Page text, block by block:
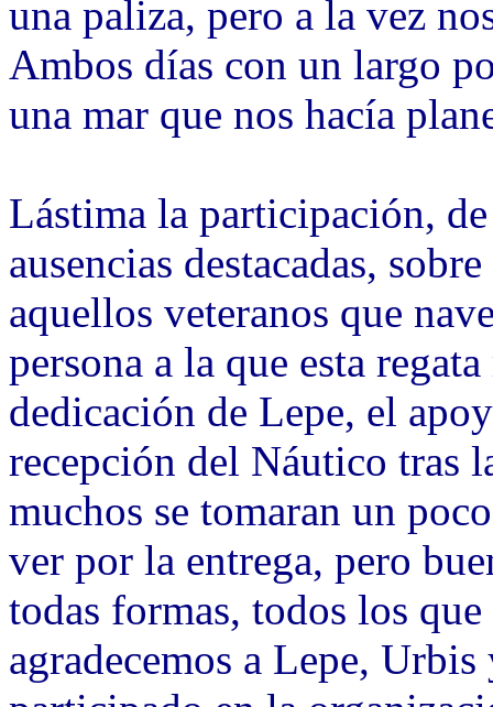
una paliza, pero a la vez
Ambos días con un largo
una mar que nos hacía
Lástima la participación,
ausencias destacadas,
aquellos veteranos que
persona a la que esta
dedicación de Lepe, el
recepción del Náutico tras
muchos se tomaran un
ver por la entrega, pero
todas formas, todos los
agradecemos a Lepe,